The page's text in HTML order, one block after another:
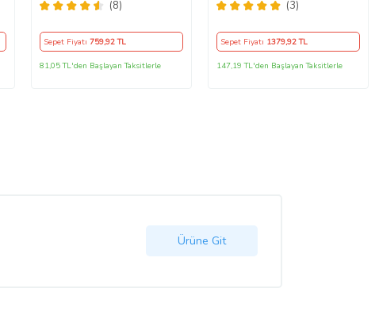
Leke Tutmaz Modern Salon
(8)
Sepet Fiyatı759,92 TL
81,05 TL'den Başlayan Taksitlerle
Taban Leke Tutmaz Modern
(3)
Sepet Fiyatı 1379,92 TL
147,19 TL'den Başlayan Taksitlerle
Ürüne Git